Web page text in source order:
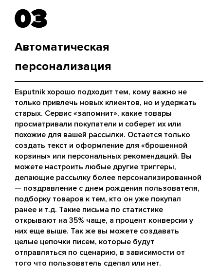
03
03
Автоматическая
персонализация
Esputnik хорошо подходит тем, кому важно не
только привлечь новых клиентов, но и удержать
старых. Сервис «запомнит», какие товары
просматривали покупатели и соберет их или
похожие для вашей рассылки. Остается только
создать текст и оформление для «брошенной
корзины» или персональных рекомендаций. Вы
можете настроить любые другие триггеры,
делающие рассылку более персонализированной
— поздравление с днем рождения пользователя,
подборку товаров к тем, кто он уже покупал
ранее и т.д. Такие письма по статистике
открывают на 35% чаще, а процент конверсии у
них еще выше. Так же вы можете создавать
целые цепочки писем, которые будут
отправляться по сценарию, в зависимости от
того что пользователь сделал или нет.